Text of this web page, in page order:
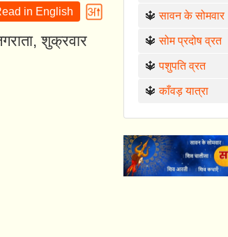
in English
शुक्रवार
🔱सावन के सोमवार
🔱सोम प्रदोष व्रत
🔱पशुपति व्रत
🔱काँवड़ यात्रा